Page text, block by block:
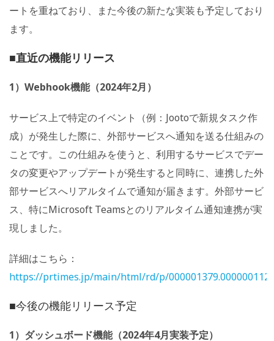
ートを重ねており、また今後の新たな実装も予定しており
ます。
■直近の機能リリース
1）Webhook機能（2024年2月）
サービス上で特定のイベント（例：Jootoで新規タスク作
成）が発生した際に、外部サービスへ通知を送る仕組みの
ことです。この仕組みを使うと、利用するサービスでデー
タの変更やアップデートが発生すると同時に、連携した外
部サービスへリアルタイムで通知が届きます。外部サービ
ス、特にMicrosoft Teamsとのリアルタイム通知連携が実
現しました。
詳細はこちら：
https://prtimes.jp/main/html/rd/p/
■今後の機能リリース予定
1）ダッシュボード機能（2024年4月実装予定）